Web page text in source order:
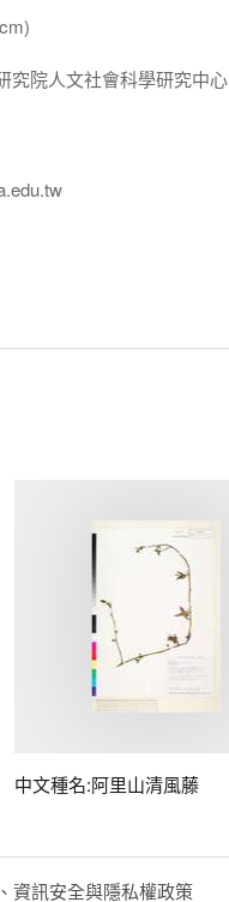
究院人文社會科學研究中心
中文種名:阿里山清風藤
資訊安全與隱私權政策